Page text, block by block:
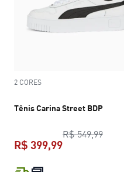
2 CORES
Tênis Carina Street BDP
R$ 549,99
R$ 399,99